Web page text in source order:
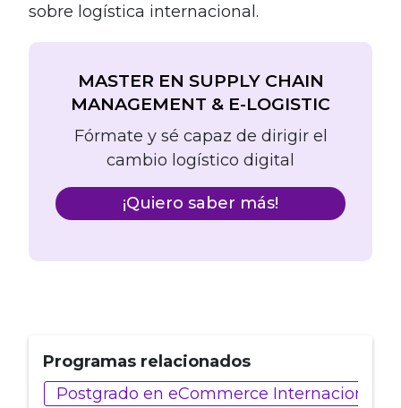
sobre logística internacional.
MASTER EN SUPPLY CHAIN
MANAGEMENT & E-LOGISTIC
Fórmate y sé capaz de dirigir el
cambio logístico digital
¡Quiero saber más!
Programas relacionados
Postgrado en eCommerce Internacional y